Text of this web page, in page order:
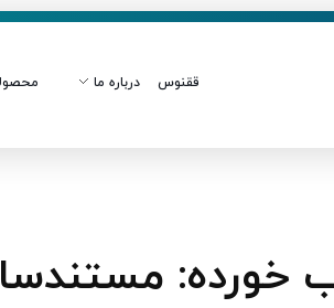
ققنوس درباره ما